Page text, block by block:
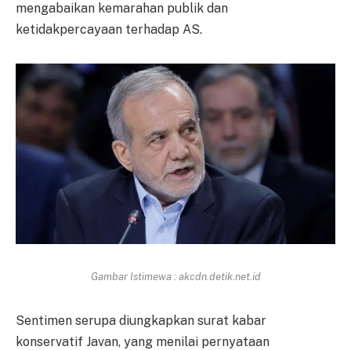
mengabaikan kemarahan publik dan
ketidakpercayaan terhadap AS.
Gambar Istimewa : akcdn.detik.net.id
Sentimen serupa diungkapkan surat kabar
konservatif Javan, yang menilai pernyataan